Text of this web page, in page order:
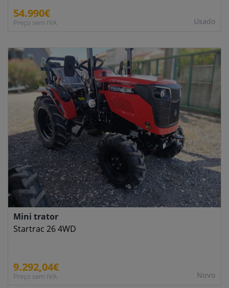
Usado
54.990€
Preço sem IVA
Novo
Mini trator
Startrac 26 4WD
9.292,04€
Preço sem IVA